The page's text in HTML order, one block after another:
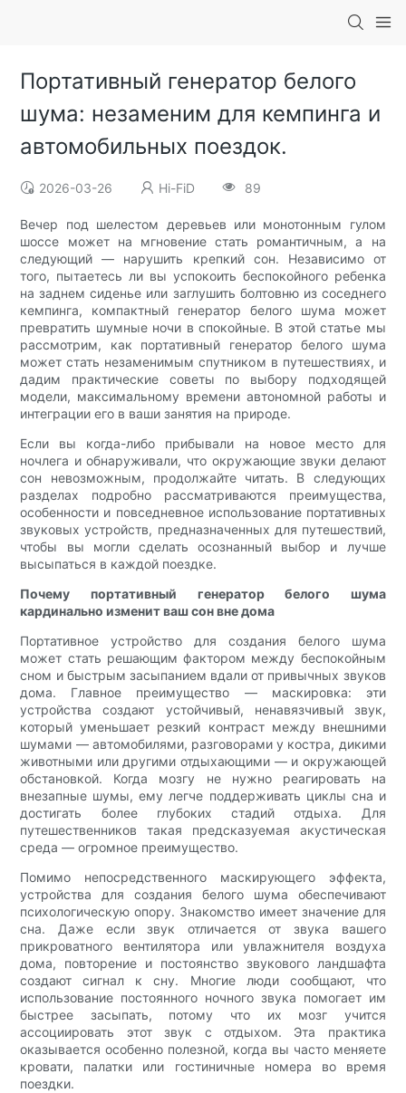
Портативный генератор белого
шума: незаменим для кемпинга и
автомобильных поездок.
2026-03-26 Hi-FiD 89
Вечер под шелестом деревьев или монотонным гулом
шоссе может на мгновение стать романтичным, а на
следующий — нарушить крепкий сон. Независимо от
того, пытаетесь ли вы успокоить беспокойного ребенка
на заднем сиденье или заглушить болтовню из соседнего
кемпинга, компактный генератор белого шума может
превратить шумные ночи в спокойные. В этой статье мы
рассмотрим, как портативный генератор белого шума
может стать незаменимым спутником в путешествиях, и
дадим практические советы по выбору подходящей
модели, максимальному времени автономной работы и
интеграции его в ваши занятия на природе.
Если вы когда-либо прибывали на новое место для
ночлега и обнаруживали, что окружающие звуки делают
сон невозможным, продолжайте читать. В следующих
разделах подробно рассматриваются преимущества,
особенности и повседневное использование портативных
звуковых устройств, предназначенных для путешествий,
чтобы вы могли сделать осознанный выбор и лучше
высыпаться в каждой поездке.
Почему портативный генератор белого шума
кардинально изменит ваш сон вне дома
Портативное устройство для создания белого шума
может стать решающим фактором между беспокойным
сном и быстрым засыпанием вдали от привычных звуков
дома. Главное преимущество — маскировка: эти
устройства создают устойчивый, ненавязчивый звук,
который уменьшает резкий контраст между внешними
шумами — автомобилями, разговорами у костра, дикими
животными или другими отдыхающими — и окружающей
обстановкой. Когда мозгу не нужно реагировать на
внезапные шумы, ему легче поддерживать циклы сна и
достигать более глубоких стадий отдыха. Для
путешественников такая предсказуемая акустическая
среда — огромное преимущество.
Помимо непосредственного маскирующего эффекта,
устройства для создания белого шума обеспечивают
психологическую опору. Знакомство имеет значение для
сна. Даже если звук отличается от звука вашего
прикроватного вентилятора или увлажнителя воздуха
дома, повторение и постоянство звукового ландшафта
создают сигнал к сну. Многие люди сообщают, что
использование постоянного ночного звука помогает им
быстрее засыпать, потому что их мозг учится
ассоциировать этот звук с отдыхом. Эта практика
оказывается особенно полезной, когда вы часто меняете
кровати, палатки или гостиничные номера во время
поездки.